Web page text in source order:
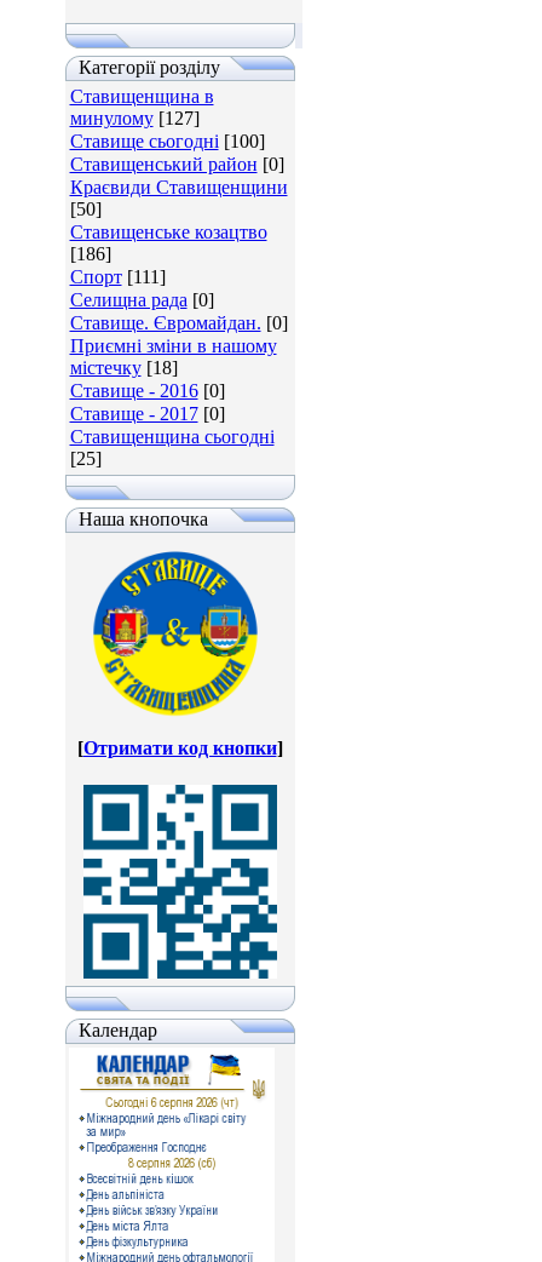
Категорії розділу
Ставищенщина в
минулому [127]
Ставище сьогодні [100]
Ставищенський район [0]
Краєвиди Ставищенщини
[50]
Ставищенське козацтво
[186]
Спорт [111]
Селищна рада [0]
Ставище. Євромайдан. [0]
Приємні зміни в нашому
містечку [18]
Ставище - 2016 [0]
Ставище - 2017 [0]
Ставищенщина сьогодні
[25]
Наша кнопочка
[Отримати код кнопки]
Календар